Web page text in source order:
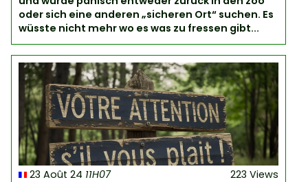
oder sich eine anderen „sicheren Ort“ suchen. Es
wüsste nicht mehr wo es was zu fressen gibt...
223 Views
23 Août 24 11H07